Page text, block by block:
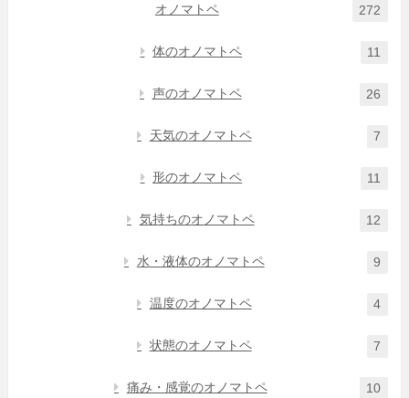
オノマトペ 272
体のオノマトペ 11
声のオノマトペ 26
天気のオノマトペ 7
形のオノマトペ 11
気持ちのオノマトペ 12
水・液体のオノマトペ 9
温度のオノマトペ 4
状態のオノマトペ 7
痛み・感覚のオノマトペ 10